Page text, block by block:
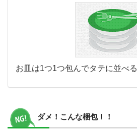
お皿は1つ1つ包んでタテに並べる
ダメ！こんな梱包！！